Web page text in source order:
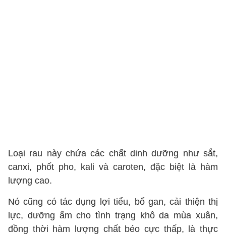
Loại rau này chứa các chất dinh dưỡng như sắt,
canxi, phốt pho, kali và caroten, đặc biệt là hàm
lượng cao.
Nó cũng có tác dụng lợi tiểu, bổ gan, cải thiện thị
lực, dưỡng ẩm cho tình trạng khô da mùa xuân,
đồng thời hàm lượng chất béo cực thấp, là thực